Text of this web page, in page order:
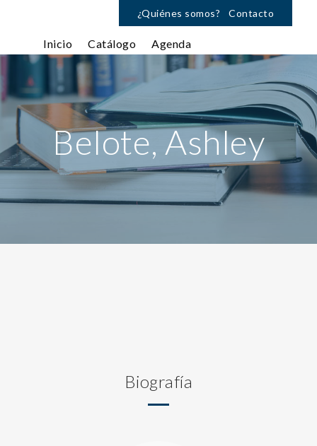
¿Quiénes somos? Contacto
Inicio Catálogo Agenda
Belote, Ashley
Biografía